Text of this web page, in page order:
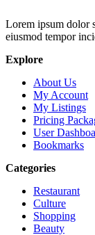
Lorem ipsum dolor
eiusmod tempor
Explore
About Us
My Account
My Listings
Pricing
User
Bookmarks
Categories
Restaurant
Culture
Shopping
Beauty